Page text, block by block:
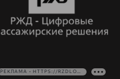
РЕКЛАМА • HTTPS://RZDLOG.RU/